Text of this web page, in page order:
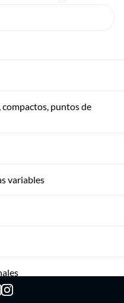
puntos de
variables